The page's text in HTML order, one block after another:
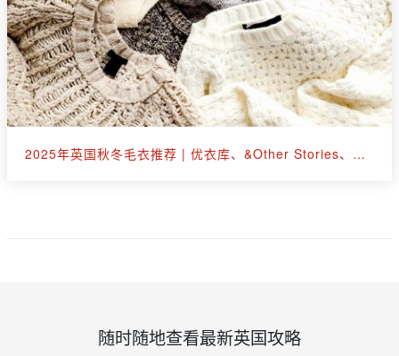
2025年英国秋冬毛衣推荐 | 优衣库、&Other Stories、拉夫劳伦等30+款
随时随地查看最新英国攻略